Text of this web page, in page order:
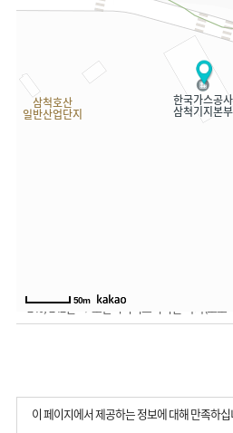
50m
강원 삼척시 원덕읍 호산해변길 18
전화번호
240, 242번 → 호산시외버스터미널 하차(도보
이 페이지에서 제공하는 정보에 대해 만족하